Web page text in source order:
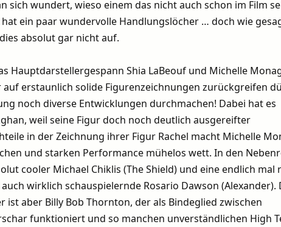
sich wundert, wieso einem das nicht auch schon im Film
ein paar wundervolle Handlungslöcher … doch wie
absolut gar nicht auf.
Hauptdarstellergespann Shia LaBeouf und Michelle
auf erstaunlich solide Figurenzeichnungen zurückgreifen
noch diverse Entwicklungen durchmachen! Dabei hat es
weil seine Figur doch noch deutlich ausgereifter
in der Zeichnung ihrer Figur Rachel macht Michelle
und starken Performance mühelos wett. In den
cooler Michael Chiklis (The Shield) und eine endlich mal
wirklich schauspielernde Rosario Dawson (Alexander).
ist aber Billy Bob Thornton, der als Bindeglied zwischen
funktioniert und so manchen unverständlichen High